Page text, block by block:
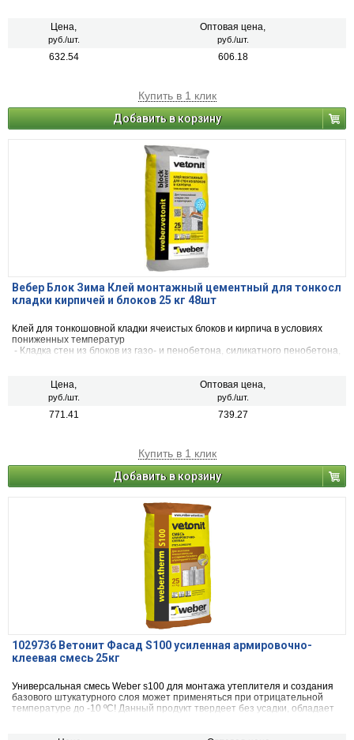
Цена,
руб./шт.
Оптовая цена,
руб./шт.
632.54 606.18
Купить в 1 клик
Добавить в корзину
Вебер Блок Зима Клей монтажный цементный для тонкосл
кладки кирпичей и блоков 25 кг 48шт
Клей для тонкошовной кладки ячеистых блоков и кирпича в условиях
пониженных температур
- Кладка стен из блоков из газо- и пенобетона, силикатного пенобетона,
материала.
- позволяет работать в зимних условиях (до -10°С)
Цена,
руб./шт.
Оптовая цена,
руб./шт.
771.41 739.27
Купить в 1 клик
Добавить в корзину
1029736 Ветонит Фасад S100 усиленная армировочно-
клеевая смесь 25кг
Универсальная смесь Weber s100 для монтажа утеплителя и создания
базового штукатурного слоя может применяться при отрицательной
температуре до -10 ºС! Данный продукт твердеет без усадки, обладает